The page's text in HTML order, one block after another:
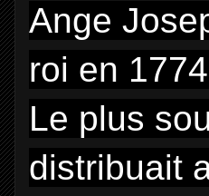
Ange
roi en
Le plus
distribuait